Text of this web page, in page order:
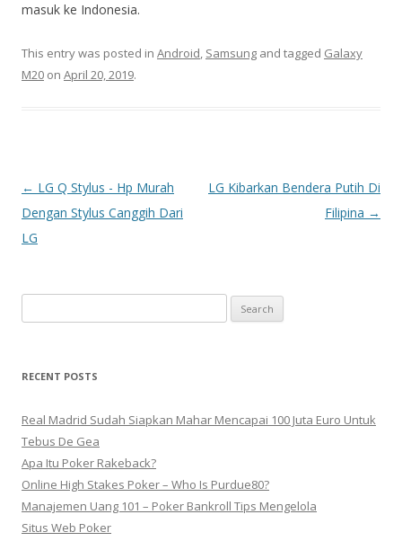
masuk ke Indonesia.
This entry was posted in Android, Samsung and tagged Galaxy
M20 on April 20, 2019.
Post
navigation
← LG Q Stylus - Hp Murah
Dengan Stylus Canggih Dari
LG
LG Kibarkan Bendera Putih Di
Filipina →
e
r
h
f
o
r
:
RECENT POSTS
Real Madrid Sudah Siapkan Mahar Mencapai 100 Juta Euro Untuk
Tebus De Gea
Apa Itu Poker Rakeback?
Online High Stakes Poker – Who Is Purdue80?
Manajemen Uang 101 – Poker Bankroll Tips Mengelola
Situs Web Poker